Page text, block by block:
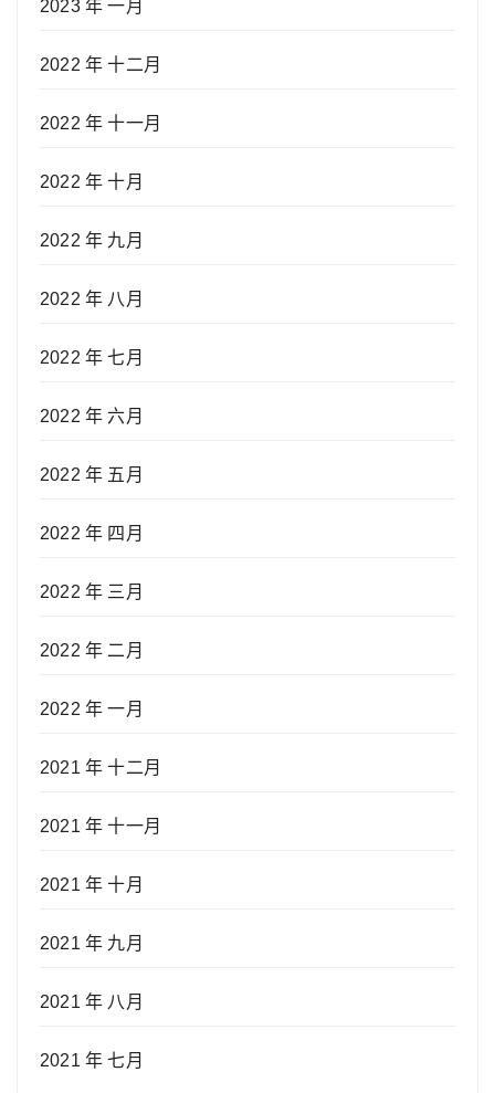
2023 年 一月
2022 年 十二月
2022 年 十一月
2022 年 十月
2022 年 九月
2022 年 八月
2022 年 七月
2022 年 六月
2022 年 五月
2022 年 四月
2022 年 三月
2022 年 二月
2022 年 一月
2021 年 十二月
2021 年 十一月
2021 年 十月
2021 年 九月
2021 年 八月
2021 年 七月